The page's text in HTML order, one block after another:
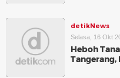
detikNews
Selasa, 16 Okt
Heboh
Tangerang,